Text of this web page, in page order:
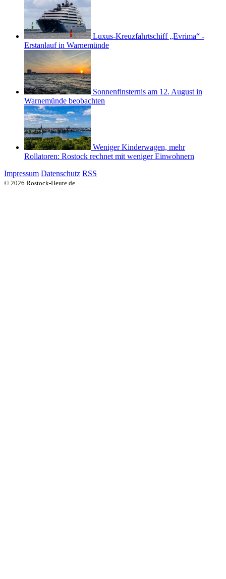
Luxus-Kreuzfahrtschiff „Evrima“ -
Erstanlauf in Warnemünde
Sonnenfinsternis am 12. August in
Warnemünde beobachten
Weniger Kinderwagen, mehr
Rollatoren: Rostock rechnet mit weniger Einwohnern
Impressum Datenschutz RSS
© 2026 Rostock-Heute.de